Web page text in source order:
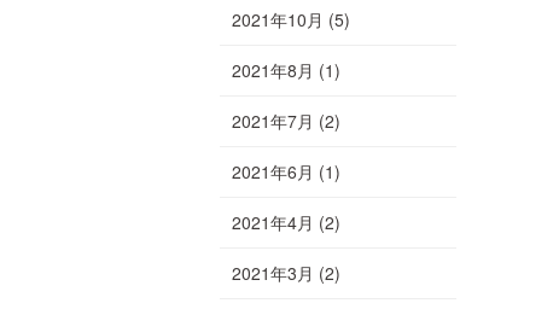
2021年10月 (5)
2021年8月 (1)
2021年7月 (2)
2021年6月 (1)
2021年4月 (2)
2021年3月 (2)